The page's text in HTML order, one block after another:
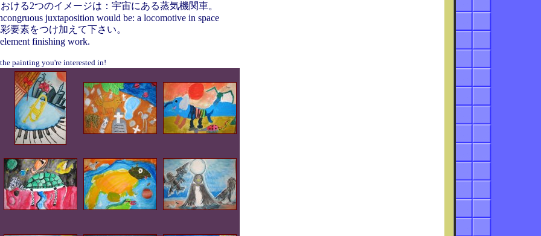
ける2つのイメージは：宇宙にある蒸気機関車。
juxtaposition would be: a locomotive in space
要素をつけ加えて下さい。
finishing work.
painting you're interested in!